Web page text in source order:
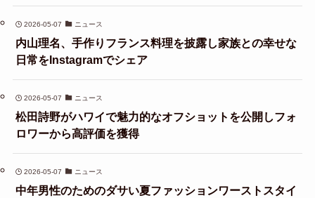
2026-05-07 ニュース
内山理名、手作りフランス料理を披露し家族との幸せな
日常をInstagramでシェア
2026-05-07 ニュース
松田詩野がハワイで魅力的なオフショットを公開しフォ
ロワーから高評価を獲得
2026-05-07 ニュース
中年男性のためのダサい夏ファッションワーストスタイ